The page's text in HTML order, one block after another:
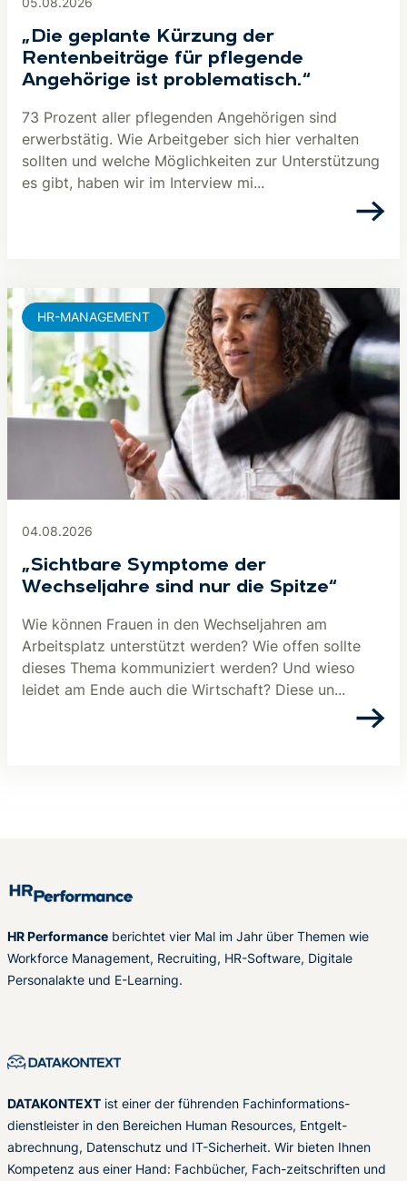
„Die geplante Kürzung der
Rentenbeiträge für pflegende
Angehörige ist problematisch.“
73 Prozent aller pflegenden Angehörigen sind
erwerbstätig. Wie Arbeitgeber sich hier verhalten
sollten und welche Möglichkeiten zur Unterstützung
es gibt, haben wir im Interview mi...
04.08.2026
„Sichtbare Symptome der
Wechseljahre sind nur die Spitze“
Wie können Frauen in den Wechseljahren am
Arbeitsplatz unterstützt werden? Wie offen sollte
dieses Thema kommuniziert werden? Und wieso
leidet am Ende auch die Wirtschaft? Diese un...
HR-MANAGEMENT
HR Performance berichtet vier Mal im Jahr über Themen wie
Workforce Management, Recruiting, HR-Software, Digitale
Personalakte und E-Learning.
DATAKONTEXT ist einer der führenden Fachinformations-
dienstleister in den Bereichen Human Resources, Entgelt-
abrechnung, Datenschutz und IT-Sicherheit. Wir bieten Ihnen
Kompetenz aus einer Hand: Fachbücher, Fach-zeitschriften und